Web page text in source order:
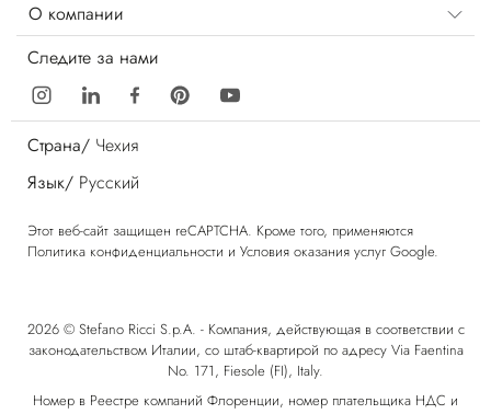
О компании
Следите за нами
Страна/ Чехия
Язык/ Русский
Этот веб-сайт защищен reCAPTCHA. Кроме того, применяются
Политика конфиденциальности и Условия оказания услуг Google.
2026 © Stefano Ricci S.p.A. - Компания, действующая в соответствии с
законодательством Италии, со штаб-квартирой по адресу Via Faentina
No. 171, Fiesole (FI), Italy.
Номер в Реестре компаний Флоренции, номер плательщика НДС и